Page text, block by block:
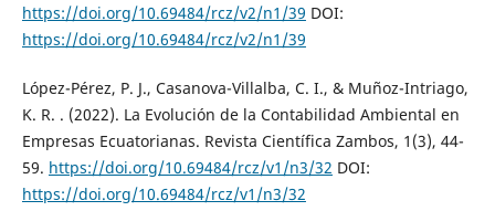
https://doi.org/10.69484/rcz/v2/n1/39 DOI:
https://doi.org/10.69484/rcz/v2/n1/39
López-Pérez, P. J., Casanova-Villalba, C. I., & Muñoz-Intriago,
K. R. . (2022). La Evolución de la Contabilidad Ambiental en
Empresas Ecuatorianas. Revista Científica Zambos, 1(3), 44-
59. https://doi.org/10.69484/rcz/v1/n3/32 DOI:
https://doi.org/10.69484/rcz/v1/n3/32